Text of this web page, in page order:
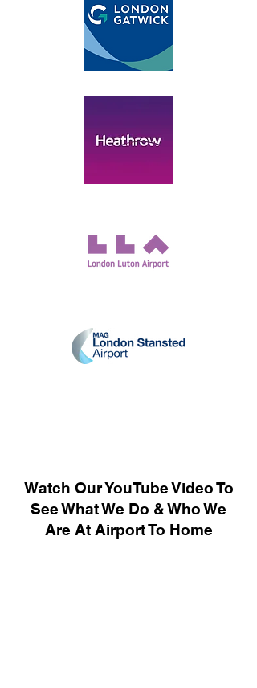
Watch Our YouTube Video To
See What We Do & Who We
Are At Airport To Home